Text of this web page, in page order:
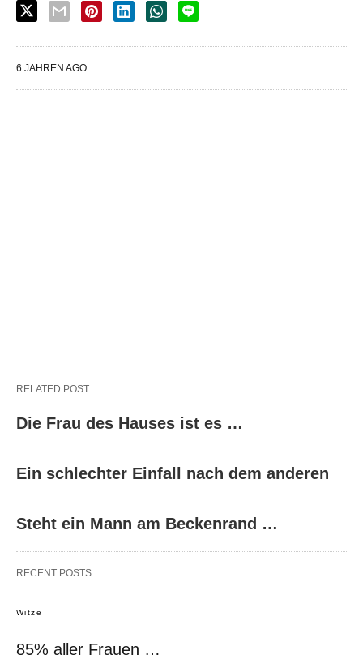
6 JAHREN AGO
RELATED POST
Die Frau des Hauses ist es …
Ein schlechter Einfall nach dem anderen
Steht ein Mann am Beckenrand …
RECENT POSTS
Witze
85% aller Frauen …